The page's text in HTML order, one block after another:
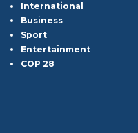
International
Business
Sport
Entertainment
COP 28